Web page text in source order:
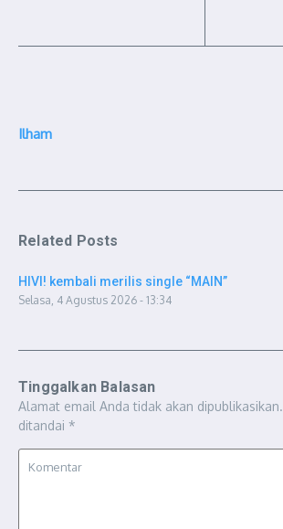
Ilham
Related Posts
HIVI! kembali merilis single “MAIN”
Selasa, 4 Agustus 2026 - 13:34
Tinggalkan Balasan
Alamat email Anda tidak akan dipublikasikan.
ditandai *